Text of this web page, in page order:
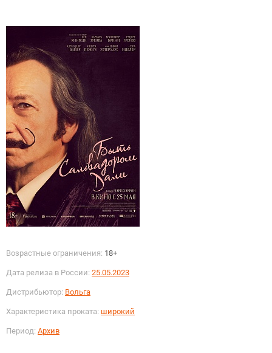
Возрастные ограничения: 18+
Дата релиза в России: 25.05.2023
Дистрибьютор: Вольга
Характеристика проката: широкий
Период: Архив